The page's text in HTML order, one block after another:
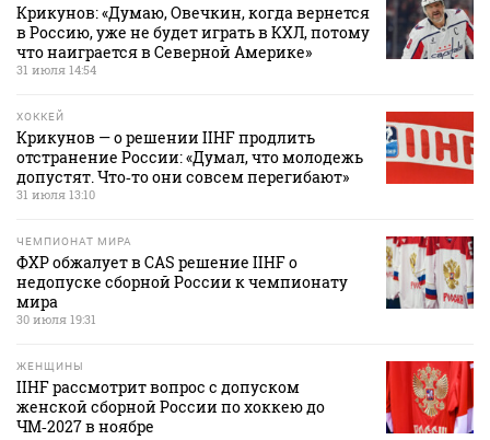
Крикунов: «Думаю, Овечкин, когда вернется
в Россию, уже не будет играть в КХЛ, потому
что наиграется в Северной Америке»
31 июля 14:54
ХОККЕЙ
Крикунов — о решении IIHF продлить
отстранение России: «Думал, что молодежь
допустят. Что‑то они совсем перегибают»
31 июля 13:10
ЧЕМПИОНАТ МИРА
ФХР обжалует в CAS решение IIHF о
недопуске сборной России к чемпионату
мира
30 июля 19:31
ЖЕНЩИНЫ
IIHF рассмотрит вопрос с допуском
женской сборной России по хоккею до
ЧМ‑2027 в ноябре